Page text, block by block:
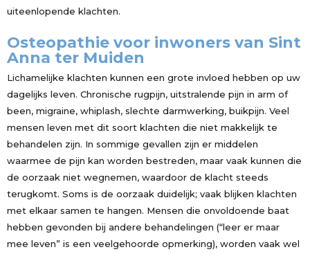
uiteenlopende klachten.
Osteopathie voor inwoners van Sint
Anna ter Muiden
Lichamelijke klachten kunnen een grote invloed hebben op uw
dagelijks leven. Chronische rugpijn, uitstralende pijn in arm of
been, migraine, whiplash, slechte darmwerking, buikpijn. Veel
mensen leven met dit soort klachten die niet makkelijk te
behandelen zijn. In sommige gevallen zijn er middelen
waarmee de pijn kan worden bestreden, maar vaak kunnen die
de oorzaak niet wegnemen, waardoor de klacht steeds
terugkomt. Soms is de oorzaak duidelijk; vaak blijken klachten
met elkaar samen te hangen. Mensen die onvoldoende baat
hebben gevonden bij andere behandelingen (“leer er maar
mee leven” is een veelgehoorde opmerking), worden vaak wel